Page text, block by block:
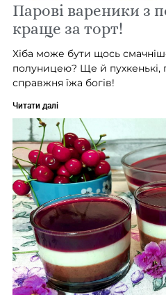
Парові вареники з
краще за торт!
Хіба може бути щось
полуницею? Ще й пухкенькі,
справжня їжа богів!
Читати далі